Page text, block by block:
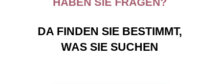
DA FINDEN SIE BESTIMMT,
WAS SIE SUCHEN